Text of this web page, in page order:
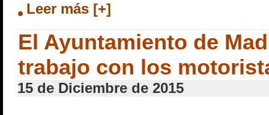
Leer más [+]
El Ayuntamiento de
trabajo con los
15 de Diciembre de 2015